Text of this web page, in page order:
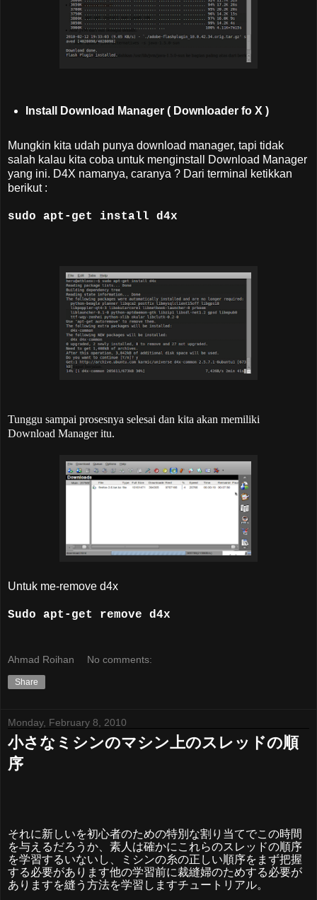
Install Download Manager ( Downloader fo X )
Mungkin kita udah punya download manager, tapi tidak
salah kalau kita coba untuk menginstall Download Manager
yang ini. D4X namanya, caranya ? Dari terminal ketikkan
berikut :
sudo apt-get install d4x
Tunggu sampai prosesnya selesai dan kita akan memiliki
Download Manager itu.
Untuk me-remove d4x
Sudo apt-get remove d4x
Ahmad Roihan No comments:
Share
Monday, February 8, 2010
小さなミシンのマシン上のスレッドの順
序
それに新しいを初心者のための特別な割り当てでこの時間
を与えるだろうか、素人は確かにこれらのスレッドの順序
を学習するいないし、ミシンの糸の正しい順序をまず把握
する必要があります他の学習前に裁縫婦のためする必要が
ありますを縫う方法を学習しますチュートリアル。